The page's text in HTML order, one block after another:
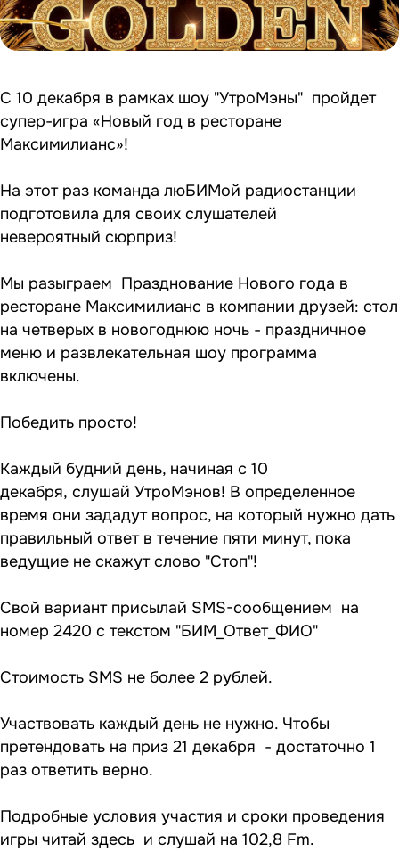
С 10 декабря в рамках шоу "УтроМэны" пройдет
супер-игра «Новый год в ресторане
Максимилианс»!
На этот раз команда люБИМой радиостанции
подготовила для своих слушателей
невероятный сюрприз!
Мы разыграем Празднование Нового года в
ресторане Максимилианс в компании друзей: стол
на четверых в новогоднюю ночь - праздничное
меню и развлекательная шоу программа
включены.
Победить просто!
Каждый будний день, начиная с 10
декабря, слушай УтроМэнов! В определенное
время они зададут вопрос, на который нужно дать
правильный ответ в течение пяти минут, пока
ведущие не скажут слово "Стоп"!
Свой вариант присылай SMS-сообщением на
номер 2420 с текстом "БИМ_Ответ_ФИО"
Стоимость SMS не более 2 рублей.
Участвовать каждый день не нужно. Чтобы
претендовать на приз 21 декабря - достаточно 1
раз ответить верно.
Подробные условия участия и сроки проведения
игры читай здесь и слушай на 102,8 Fm.